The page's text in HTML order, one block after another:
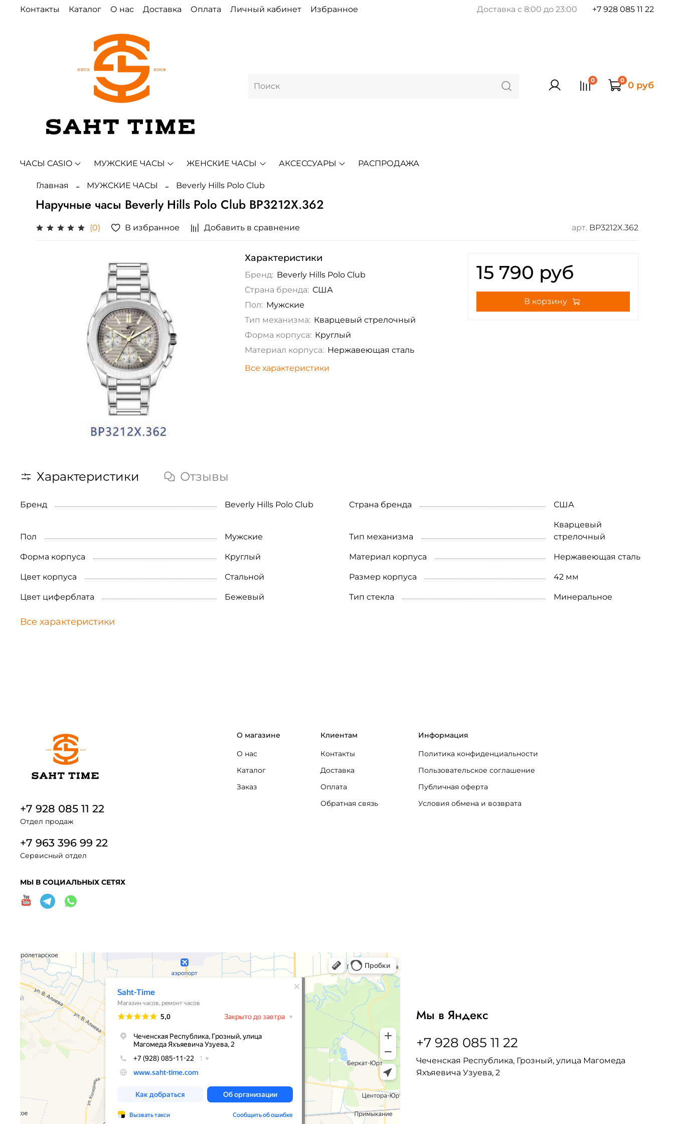
Контакты Каталог О нас Доставка Оплата Личный кабинет Избранное Доставка с 8:00 до 23:00 +7 928 085 11 22
0 0 0 руб
ЧАСЫ CASIO МУЖСКИЕ ЧАСЫ ЖЕНСКИЕ ЧАСЫ АКСЕССУАРЫ РАСПРОДАЖА
Главная МУЖСКИЕ ЧАСЫ Beverly Hills Polo Club
Наручные часы Beverly Hills Polo Club BP3212X.362
(0) В избранное Добавить в сравнение арт. BP3212X.362
Характеристики
Бренд: Beverly Hills Polo Club
Страна бренда: США
Пол: Мужские
Тип механизма: Кварцевый стрелочный
Форма корпуса: Круглый
Материал корпуса: Нержавеющая сталь
Все характеристики
15 790 руб
В корзину
Характеристики Отзывы
Бренд Beverly Hills Polo Club Страна бренда США
Пол Мужские Тип механизма
Кварцевый
стрелочный
Форма корпуса Круглый Материал корпуса Нержавеющая сталь
Цвет корпуса Стальной Размер корпуса 42 мм
Цвет циферблата Бежевый Тип стекла Минеральное
Все характеристики
О магазине
О нас
Каталог
Заказ
Клиентам
Контакты
Доставка
Оплата
Обратная связь
Информация
Политика конфиденциальности
Пользовательское соглашение
Публичная оферта
Условия обмена и возврата
+7 928 085 11 22
Отдел продаж
+7 963 396 99 22
Сервисный отдел
МЫ В СОЦИАЛЬНЫХ СЕТЯХ
Мы в Яндекс
+7 928 085 11 22
Чеченская Республика, Грозный, улица Магомеда
Яхъяевича Узуева, 2